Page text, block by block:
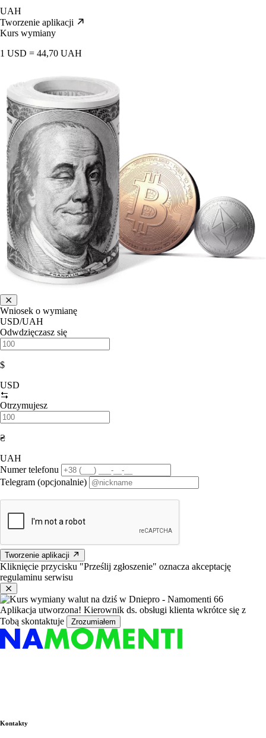
UAH
Tworzenie aplikacji
Kurs wymiany
1 USD = 44,70 UAH
Wniosek o wymianę
USD/UAH
Odwdzięczasz się
$
USD
Otrzymujesz
₴
UAH
Numer telefonu
Telegram (opcjonalnie)
Tworzenie aplikacji
Kliknięcie przycisku "Prześlij zgłoszenie" oznacza akceptację
regulaminu serwisu
Aplikacja utworzona! Kierownik ds. obsługi klienta wkrótce się z
Tobą skontaktuje
Zrozumiałem
Kontakty